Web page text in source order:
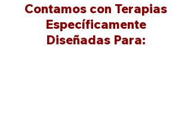
Contamos con Terapias
Específicamente
Diseñadas Para: